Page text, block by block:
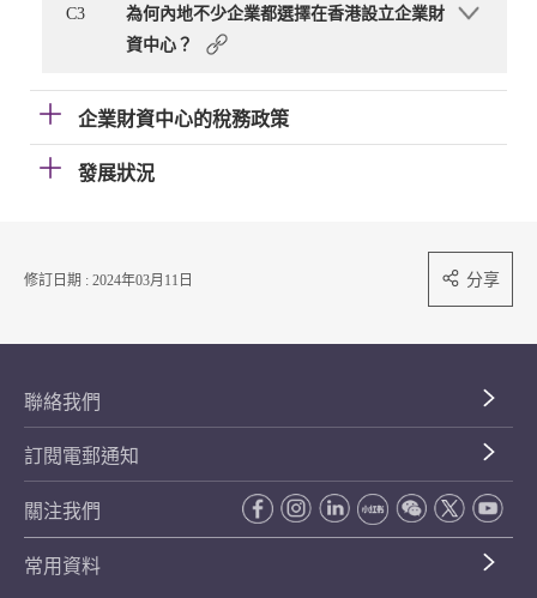
C3
為何內地不少企業都選擇在香港設立企業財
資中心？
企業財資中心的稅務政策
發展狀況
修訂日期 : 2024年03月11日 分享
聯絡我們
訂閱電郵通知
關注我們
常用資料